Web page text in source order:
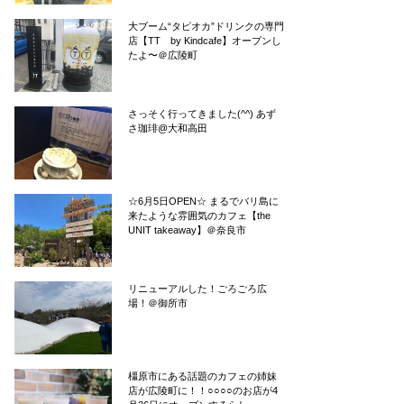
大ブーム“タピオカ”ドリンクの専門
店【TT by Kindcafe】オープンし
たよ〜＠広陵町
さっそく行ってきました(^^) あず
さ珈琲@大和高田
☆6月5日OPEN☆ まるでバリ島に
来たような雰囲気のカフェ【the
UNIT takeaway】＠奈良市
リニューアルした！ごろごろ広
場！＠御所市
橿原市にある話題のカフェの姉妹
店が広陵町に！！○○○○のお店が4